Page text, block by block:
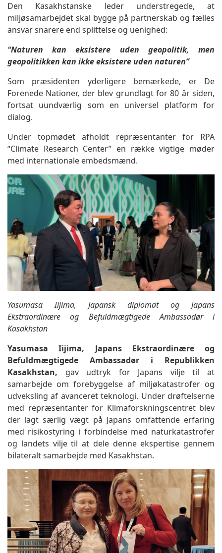
Den Kasakhstanske leder understregede, at
miljøsamarbejdet skal bygge på partnerskab og fælles
ansvar snarere end splittelse og uenighed:
“Naturen kan eksistere uden geopolitik, men
geopolitikken kan ikke eksistere uden naturen”
Som præsidenten yderligere bemærkede, er De
Forenede Nationer, der blev grundlagt for 80 år siden,
fortsat uundværlig som en universel platform for
dialog.
Under topmødet afholdt repræsentanter for RPA
“Climate Research Center” en række vigtige møder
med internationale embedsmænd.
Yasumasa Iijima, Japansk diplomat og Japans
Ekstraordinære og Befuldmægtigede Ambassadør i
Kasakhstan
Yasumasa Iijima, Japans Ekstraordinære og
Befuldmægtigede Ambassadør i Republikken
Kasakhstan, gav udtryk for Japans vilje til at
samarbejde om forebyggelse af miljøkatastrofer og
udveksling af avanceret teknologi. Under drøftelserne
med repræsentanter for Klimaforskningscentret blev
der lagt særlig vægt på Japans omfattende erfaring
med risikostyring i forbindelse med naturkatastrofer
og landets vilje til at dele denne ekspertise gennem
bilateralt samarbejde med Kasakhstan.